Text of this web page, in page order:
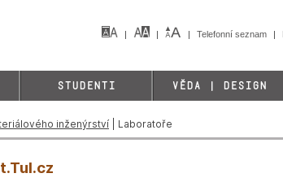
Telefonní seznam
STUDENTI VĚDA | DESIGN
inženýrství | Laboratoře